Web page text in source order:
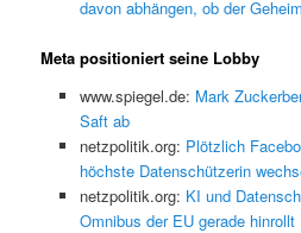
davon abhängen, ob der
Meta positioniert seine Lobby
www.spiegel.de: Mark
Saft ab
netzpolitik.org: Plötzlich
höchste Datenschützerin
netzpolitik.org: KI und
Omnibus der EU gerade hinrollt